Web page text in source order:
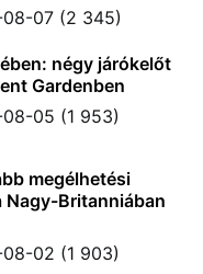
07 (2 345)
négy járókelőt
Gardenben
05 (1 953)
megélhetési
Britanniában
02 (1 903)